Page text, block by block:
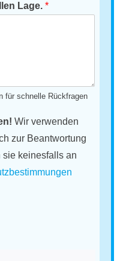
Lage.*
für schnelle Rückfragen
Wir verwenden
zur Beantwortung
sie keinesfalls an